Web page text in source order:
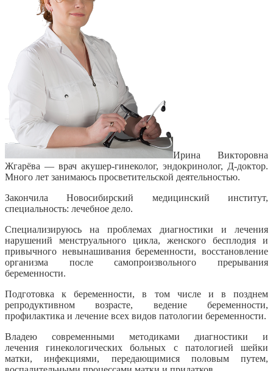
Ирина Викторовна
Жгарёва — врач акушер-гинеколог, эндокринолог, Д-доктор.
Много лет занимаюсь просветительской деятельностью.
Закончила Новосибирский медицинский институт,
специальность: лечебное дело.
Специализируюсь на проблемах диагностики и лечения
нарушений менструального цикла, женского бесплодия и
привычного невынашивания беременности, восстановление
организма после самопроизвольного прерывания
беременности.
Подготовка к беременности, в том числе и в позднем
репродуктивном возрасте, ведение беременности,
профилактика и лечение всех видов патологии беременности.
Владею современными методиками диагностики и
лечения гинекологических больных с патологией шейки
матки, инфекциями, передающимися половым путем,